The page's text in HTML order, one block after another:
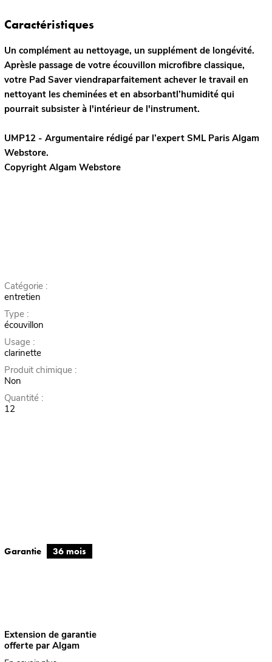
Caractéristiques
Un complément au nettoyage, un supplément de longévité.
Aprèsle passage de votre écouvillon microfibre classique,
votre Pad Saver viendraparfaitement achever le travail en
nettoyant les cheminées et en absorbantl’humidité qui
pourrait subsister à l'intérieur de l'instrument.
UMP12 - Argumentaire rédigé par l’expert SML ParisAlgam
Webstore.
Copyright Algam Webstore
Catégorie :
entretien
Type :
écouvillon
Usage :
clarinette
Produit chimique :
Non
Quantité :
12
Garantie 36 mois
Extension de garantie
offerte par Algam